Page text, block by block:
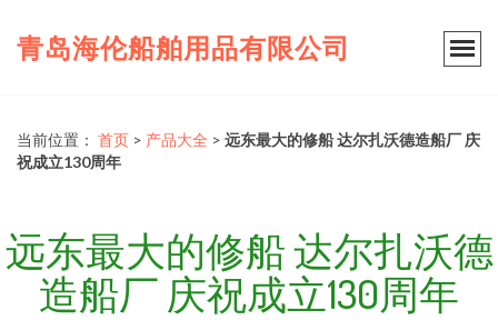
青岛海伦船舶用品有限公司
当前位置： 首页 > 产品大全 > 远东最大的修船 达尔扎沃德造船厂 庆
祝成立130周年
远东最大的修船 达尔扎沃德
造船厂 庆祝成立130周年